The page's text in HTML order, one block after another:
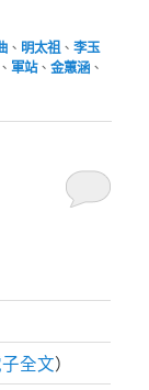
、 明太祖 、李玉
軍站、金蕙涵 、
全文）